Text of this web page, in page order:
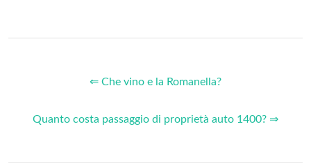
⇐ Che vino e la Romanella?
Quanto costa passaggio di proprietà auto 1400? ⇒